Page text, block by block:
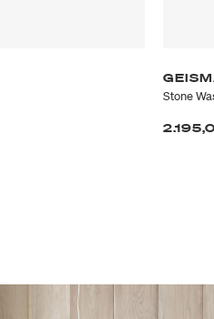
Stone